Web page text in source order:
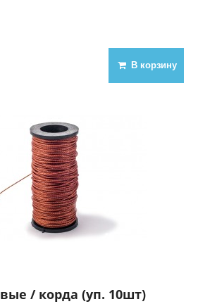
В корзину
/ корда (уп. 10шт)